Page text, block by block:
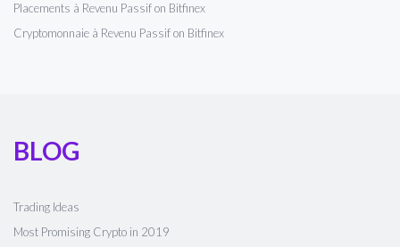
Placements à Revenu Passif on Bitfinex
Cryptomonnaie à Revenu Passif on Bitfinex
BLOG
Trading Ideas
Most Promising Crypto in 2019